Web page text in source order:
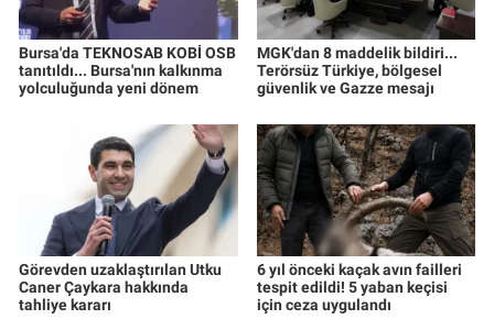
Bursa'da TEKNOSAB KOBİ OSB
tanıtıldı... Bursa'nın kalkınma
yolculuğunda yeni dönem
MGK'dan 8 maddelik bildiri...
Terörsüz Türkiye, bölgesel
güvenlik ve Gazze mesajı
Görevden uzaklaştırılan Utku
Caner Çaykara hakkında
tahliye kararı
6 yıl önceki kaçak avın failleri
tespit edildi! 5 yaban keçisi
için ceza uygulandı